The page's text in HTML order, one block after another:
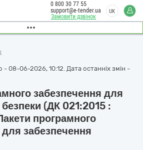
Замовити дзвінок
0 800 30 77 55
support@e-tender.ua
UK
08-06-2026, 10:12. Дата останніх змін -
забезпечення для
(ДК 021:2015 :
програмного
забезпечення